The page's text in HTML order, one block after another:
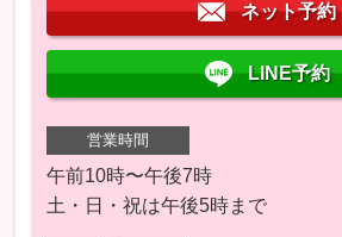
ネット予約
LINE予約
営業時間
午前10時〜午後7時
土・日・祝は午後5時まで